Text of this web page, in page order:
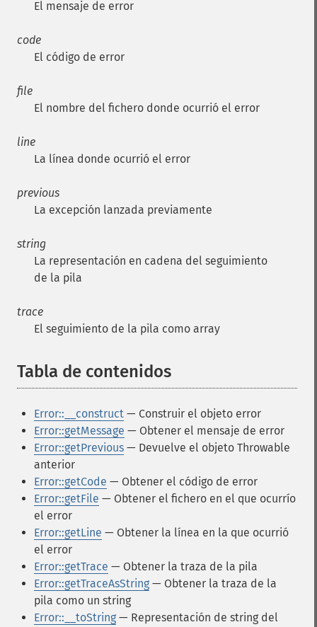
El mensaje de error
code
El código de error
file
El nombre del fichero donde ocurrió el error
line
La línea donde ocurrió el error
previous
La excepción lanzada previamente
string
La representación en cadena del seguimiento
de la pila
trace
El seguimiento de la pila como array
Tabla de contenidos
Error::__construct — Construir el objeto error
Error::getMessage — Obtener el mensaje de error
Error::getPrevious — Devuelve el objeto Throwable
anterior
Error::getCode — Obtener el código de error
Error::getFile — Obtener el fichero en el que ocurrío
el error
Error::getLine — Obtener la línea en la que ocurrió
el error
Error::getTrace — Obtener la traza de la pila
Error::getTraceAsString — Obtener la traza de la
pila como un string
Error::__toString — Representación de string del